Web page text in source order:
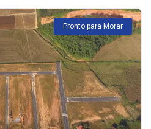
Pronto para Morar